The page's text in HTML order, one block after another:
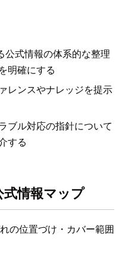
式情報の体系的な整理
明確にする
レンスやナレッジを提示
ブル対応の指針について
する
情報マップ
の位置づけ・カバー範囲